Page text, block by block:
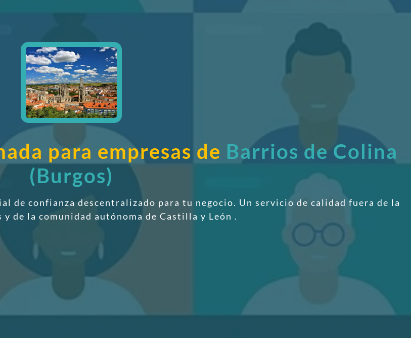
para empresas de Barrios de Colina
(Burgos)
de confianza descentralizado para tu negocio. Un servicio de calidad fuera de la
de la comunidad autónoma de Castilla y León .